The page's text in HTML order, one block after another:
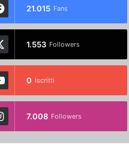
21.015 Fans
1.553 Followers
0 Iscritti
7.008 Followers